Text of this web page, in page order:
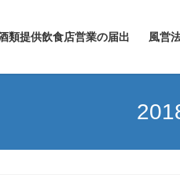
類提供飲食店営業の届出 風営